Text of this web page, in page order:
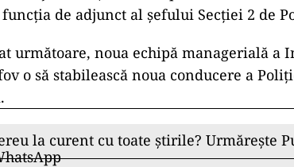
de adjunct al șefului Secției 2 de
următoare, noua echipă managerială a
o să stabilească noua conducere a
la curent cu toate știrile? Urmărește